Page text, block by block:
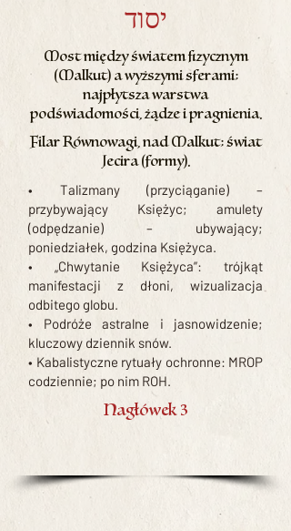
יסוד
Most między światem fizycznym
(Malkut) a wyższymi sferami;
najpłytsza warstwa
podświadomości, żądze i pragnienia.
Filar Równowagi, nad Malkut; świat
Jecira (formy).
• Talizmany (przyciąganie) –
przybywający Księżyc; amulety
(odpędzanie) – ubywający;
poniedziałek, godzina Księżyca.
• „Chwytanie Księżyca”: trójkąt
manifestacji z dłoni, wizualizacja
odbitego globu.
• Podróże astralne i jasnowidzenie;
kluczowy dziennik snów.
• Kabalistyczne rytuały ochronne: MROP
codziennie; po nim ROH.
Nagłówek 3